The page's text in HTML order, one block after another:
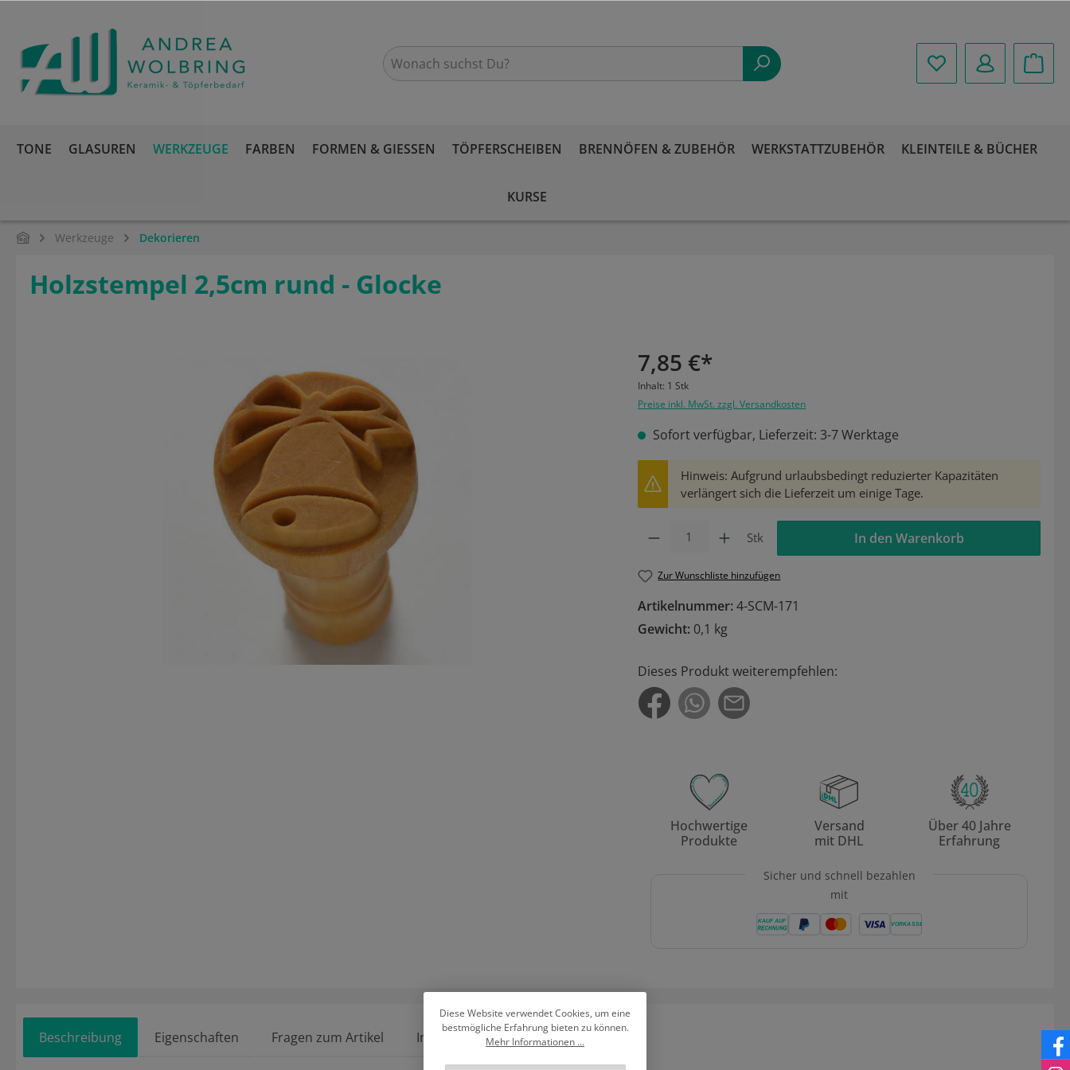
TONE GLASUREN WERKZEUGE FARBEN FORMEN & GIESSEN TÖPFERSCHEIBEN BRENNÖFEN & ZUBEHÖR WERKSTATTZUBEHÖR KLEINTEILE & BÜCHER
KURSE
Werkzeuge Dekorieren
Holzstempel 2,5cm rund - Glocke
7,85 €*
Inhalt: 1 Stk
Preise inkl. MwSt. zzgl. Versandkosten
Sofort verfügbar, Lieferzeit: 3-7 Werktage
Hinweis: Aufgrund urlaubsbedingt reduzierter Kapazitäten
verlängert sich die Lieferzeit um einige Tage.
Stk In den Warenkorb
Zur Wunschliste hinzufügen
Artikelnummer:4-SCM-171
Gewicht: 0,1 kg
Dieses Produkt weiterempfehlen:
Hochwertige
Produkte
Versand
mit DHL
Über 40 Jahre
Erfahrung
Sicher und schnell bezahlen
mit
Beschreibung Eigenschaften Fragen zum Artikel Infos zur Produktsicherheit
Diese Website verwendet Cookies, um eine
bestmögliche Erfahrung bieten zu können.
Mehr Informationen ...